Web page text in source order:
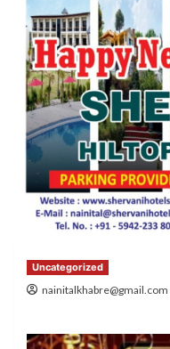
Uncategorized
nainitalkhabre@gmail.com